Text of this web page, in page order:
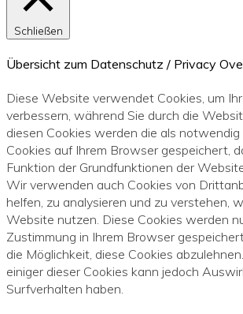
Schließen
Übersicht zum Datenschutz / Privacy
Diese Website verwendet Cookies, um
verbessern, während Sie durch die
diesen Cookies werden die als
Cookies auf Ihrem Browser gespeichert,
Funktion der Grundfunktionen der
Wir verwenden auch Cookies von
helfen, zu analysieren und zu verstehen,
Website nutzen. Diese Cookies werden
Zustimmung in Ihrem Browser
die Möglichkeit, diese Cookies
einiger dieser Cookies kann jedoch
Surfverhalten haben.